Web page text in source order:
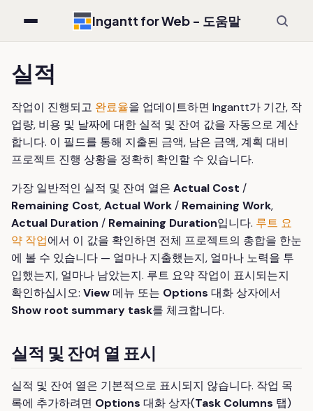
Ingantt for Web - 도움말
실적
작업이 진행되고 완료율을 업데이트하면 Ingantt가 기간, 작
업량, 비용 및 날짜에 대한 실적 및 잔여 값을 자동으로 계산
합니다. 이 필드를 통해 지출된 금액, 남은 금액, 계획 대비
프로젝트 진행 상황을 정확히 확인할 수 있습니다.
가장 일반적인 실적 및 잔여 열은 Actual Cost /
Remaining Cost,Actual Work/ Remaining Work,
Actual Duration / Remaining Duration입니다. 루트 요
약 작업에서 이 값을 확인하면 전체 프로젝트의 총합을 한눈
에 볼 수 있습니다 — 얼마나 지출했는지, 얼마나 노력을 투
입했는지, 얼마나 남았는지. 루트 요약 작업이 표시되는지
확인하십시오: View 메뉴 또는 Options 대화 상자에서
Show root summary task를 체크합니다.
실적 및 잔여 열 표시
실적 및 잔여 열은 기본적으로 표시되지 않습니다. 작업 목
록에 추가하려면 Options 대화 상자(Task Columns 탭)